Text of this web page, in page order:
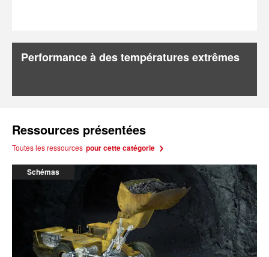
Performance à des températures extrêmes
Ressources présentées
Toutes les ressources pour cette catégorie
Schémas